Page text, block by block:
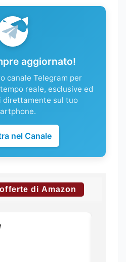
aggiornato!
canale Telegram per
reale, esclusive ed
direttamente sul tuo
nel Canale